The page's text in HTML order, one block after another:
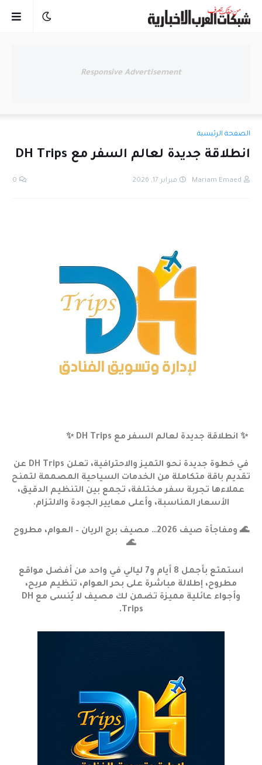
Responsive Advertisement
الصفحة الرئيسية
انطلاقة جديدة لعالم السفر مع DH Trips
Mariam Emaed فبراير 17, 2026 0
✨ انطلاقة جديدة لعالم السفر مع DH Trips ✨
في خطوة جديدة نحو التميز والاحترافية، تعلن DH Trips عن
تقديم باقة متكاملة من الخدمات السياحية المصممة لتمنح
عملاءها تجربة سفر مختلفة، تجمع بين التنظيم الدقيق،
الأسعار المناسبة، وأعلى معايير الجودة والالتزام.
🌊 ومفاجأة صيف 2026… مصيف برج الريان – العوام، مطروح
🌊
استمتع بأجمل 8 أيام و7 ليالي في واحد من أفضل مواقع
مطروح، إطلالة مباشرة على بحر العوام، تنظيم مريح،
وأجواء عائلية مميزة تضمن لك مصيف لا يُنسى مع DH
Trips.